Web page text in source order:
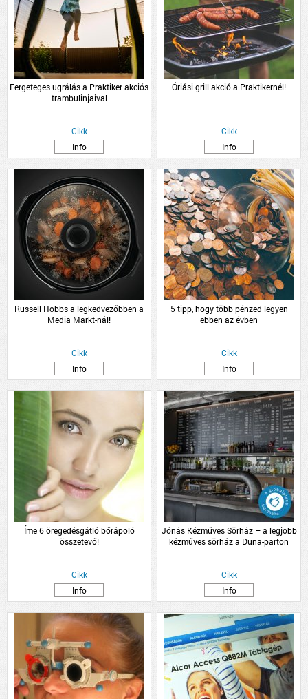
Fergeteges ugrálás a Praktiker akciós
trambulinjaival
Cikk
Info
Óriási grill akció a Praktikernél!
Cikk
Info
Russell Hobbs a legkedvezőbben a
Media Markt-nál!
Cikk
Info
5 tipp, hogy több pénzed legyen
ebben az évben
Cikk
Info
Íme 6 öregedésgátló bőrápoló
összetevő!
Cikk
Info
Jónás Kézműves Sörház – a legjobb
kézműves sörház a Duna-parton
Cikk
Info